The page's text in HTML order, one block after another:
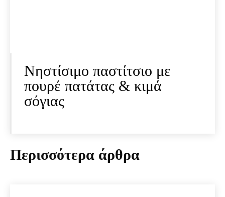
Νηστίσιμο παστίτσιο με
πουρέ πατάτας & κιμά
σόγιας
Περισσότερα άρθρα